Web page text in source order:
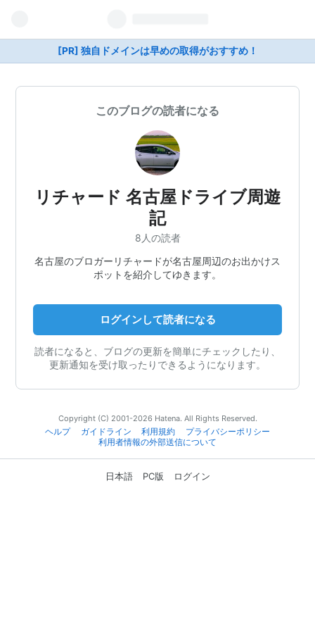
[PR] 独自ドメインは早めの取得がおすすめ！
このブログの読者になる
リチャード 名古屋ドライブ周遊
記
8人の読者
名古屋のブロガーリチャードが名古屋周辺のお出かけス
ポットを紹介してゆきます。
ログインして読者になる
読者になると、ブログの更新を簡単にチェックしたり、
更新通知を受け取ったりできるようになります。
Copyright (C) 2001-2026 Hatena. All Rights Reserved.
ヘルプ
ガイドライン 利用規約
プライバシーポリシー
利用者情報の外部送信について
日本語 PC版 ログイン